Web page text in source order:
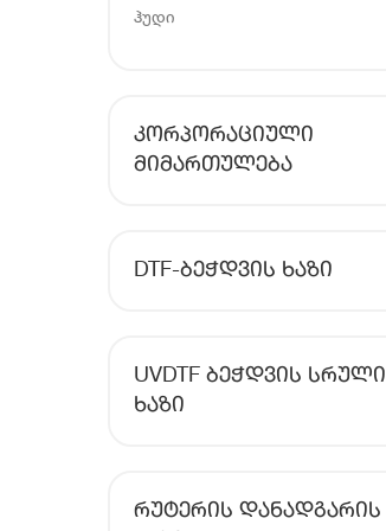
ჰუდი
ᲙᲝᲠᲞᲝᲠᲐᲪᲘᲣᲚᲘ
ᲛᲘᲛᲐᲠᲗᲣᲚᲔᲑᲐ
DTF-ᲑᲔᲭᲓᲕᲘᲡ ᲮᲐᲖᲘ
UVDTF ᲑᲔᲭᲓᲕᲘᲡ ᲡᲠᲣᲚᲘ
ᲮᲐᲖᲘ
ᲠᲣᲢᲔᲠᲘᲡ ᲓᲐᲜᲐᲓᲒᲐᲠᲘᲡ